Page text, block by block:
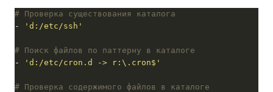
# Проверка существования каталога
-
'd:/etc/ssh'
# Поиск файлов по паттерну в каталоге
-
'd:/etc/cron.d -> r:\.cron$'
# Проверка содержимого файлов в каталоге